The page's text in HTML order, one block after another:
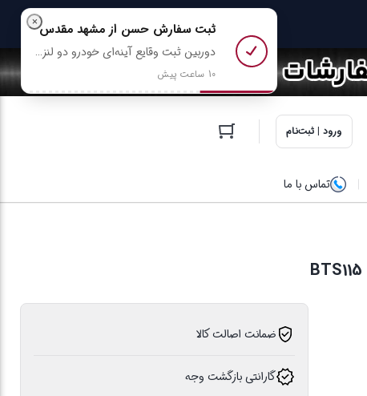
ورود | ثبت‌نام
تماس با ما
ضمانت اصالت کالا
گارانتی بازگشت وجه
× ثبت سفارش حسن از مشهد مقدس
دوربین ثبت وقایع آینه‌ای خودرو دو‌ لنزه 4.3 اینچی با دید در شب مدل 568 رو خرید کرد
10 ساعت پیش